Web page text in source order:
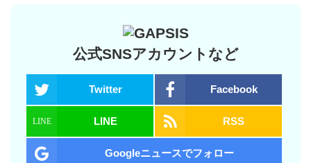
公式SNSアカウントなど
Twitter Facebook
LINE RSS
Googleニュースでフォロー